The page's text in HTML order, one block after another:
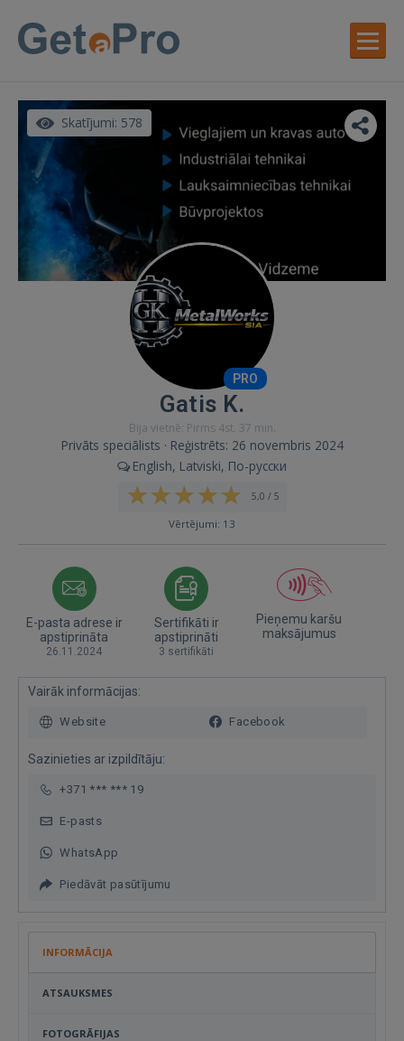
Skatījumi: 578
PRO
Gatis K.
Bija vietnē: Pirms 4st. 37 min.
Privāts speciālists · Reģistrēts: 26 novembris 2024
English, Latviski, По-русски
5,0 / 5
Vērtējumi: 13
E-pasta adrese ir
apstiprināta
26.11.2024
Sertifikāti ir
apstiprināti
3 sertifikāti
Pieņemu karšu
maksājumus
Vairāk informācijas:
Website Facebook
Sazinieties ar izpildītāju:
+371 *** *** 19
E-pasts
WhatsApp
Piedāvāt pasūtījumu
INFORMĀCIJA
ATSAUKSMES
FOTOGRĀFIJAS